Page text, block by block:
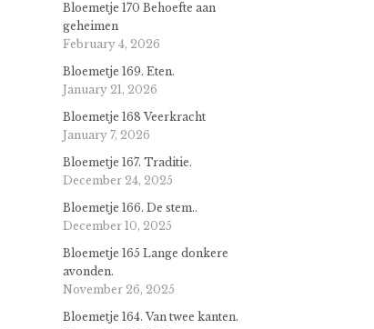
Bloemetje 170 Behoefte aan
geheimen
February 4, 2026
Bloemetje 169. Eten.
January 21, 2026
Bloemetje 168 Veerkracht
January 7, 2026
Bloemetje 167. Traditie.
December 24, 2025
Bloemetje 166. De stem..
December 10, 2025
Bloemetje 165 Lange donkere
avonden.
November 26, 2025
Bloemetje 164. Van twee kanten.